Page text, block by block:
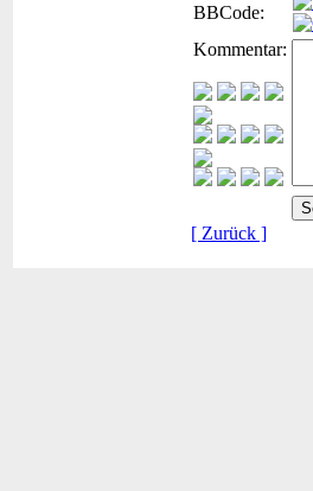
BBCode:
Kommentar:
[ Zurück ]